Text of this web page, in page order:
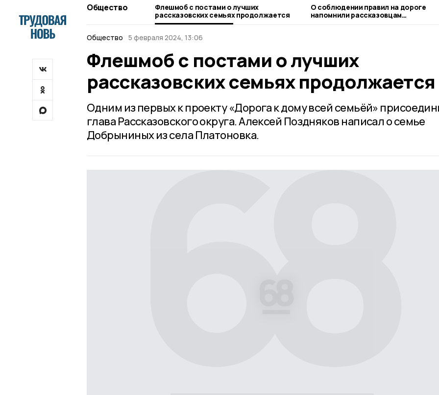
Общество
Флешмоб с постами о лучших
рассказовских семьях продолжается
О соблюдении правил на дороге
напомнили рассказовцам
госавтоинспекторы и волонтёры
Общество 5 февраля 2024, 13:06
Флешмоб с постами о лучших
рассказовских семьях продолжается
Одним из первых к проекту «Дорога к дому всей семьёй»
глава Рассказовского округа. Алексей Поздняков написал о семье
Добрыниных из села Платоновка.